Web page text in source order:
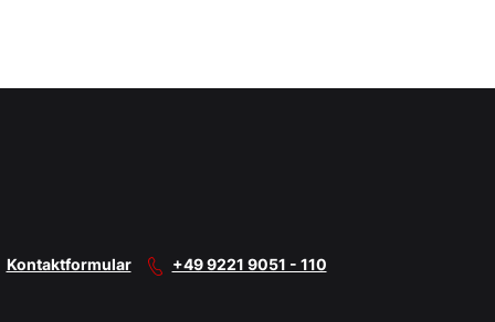
Kontaktformular +49 9221 9051 - 110